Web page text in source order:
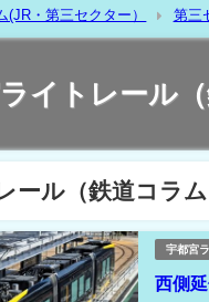
(JR・第三セクター） 第三
イトレール（
ール（鉄道コラ
宇都宮
西側